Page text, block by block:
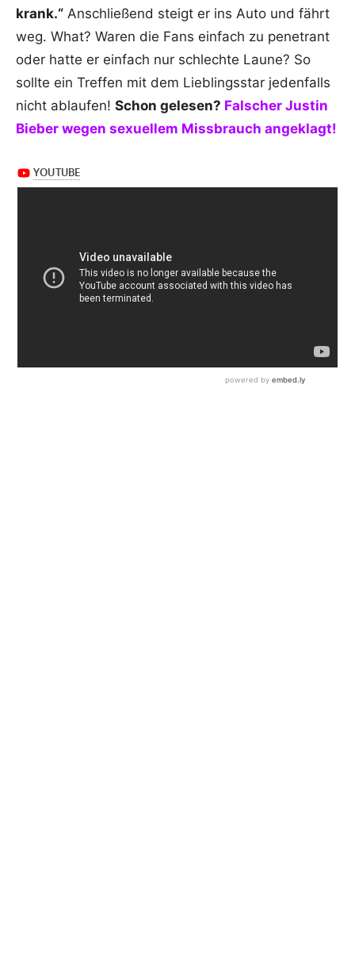
krank.“ Anschließend steigt er ins Auto und fährt
weg. What? Waren die Fans einfach zu penetrant
oder hatte er einfach nur schlechte Laune? So
sollte ein Treffen mit dem Lieblingsstar jedenfalls
nicht ablaufen! Schon gelesen? Falscher Justin
Bieber wegen sexuellem Missbrauch angeklagt!